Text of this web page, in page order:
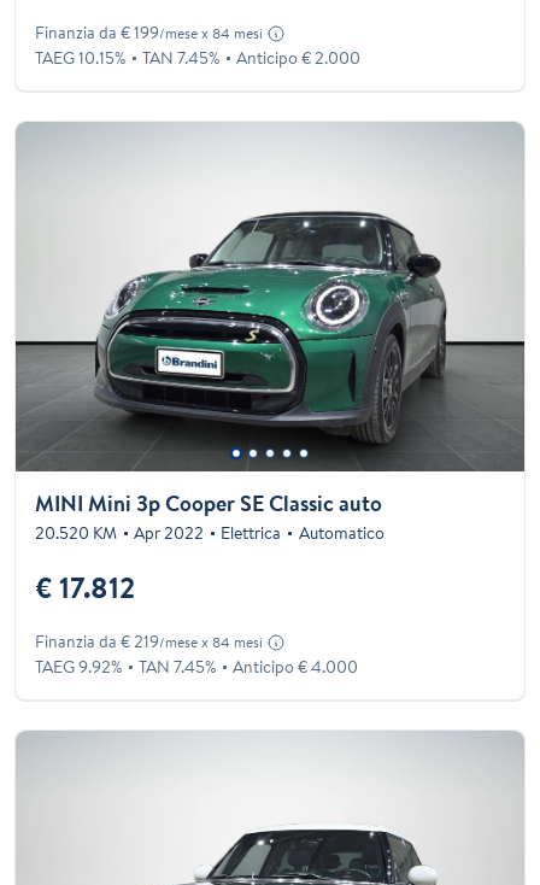
Finanzia da € 199/mese x 84 mesi
TAEG 10.15% TAN 7.45% Anticipo € 2.000
MINI Mini 3p Cooper SE Classic auto
20.520 KM Apr 2022 Elettrica Automatico
€ 17.812
Finanzia da € 219/mese x 84 mesi
TAEG 9.92% TAN 7.45% Anticipo € 4.000